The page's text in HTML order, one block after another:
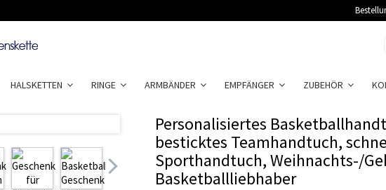
HALSKETTEN RINGE ARMBÄNDER EMPFÄNGER ZUBEHÖR
Personalisiertes
besticktes Teamhandtuch,
Sporthandtuch, Weihnachts-/
Basketballliebhaber